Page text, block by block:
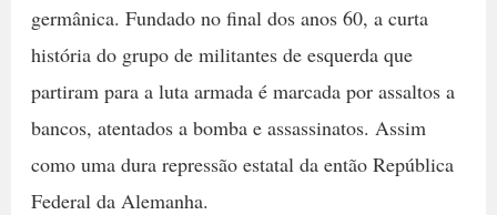
germânica. Fundado no final dos anos 60, a curta
história do grupo de militantes de esquerda que
partiram para a luta armada é marcada por assaltos a
bancos, atentados a bomba e assassinatos. Assim
como uma dura repressão estatal da então República
Federal da Alemanha.